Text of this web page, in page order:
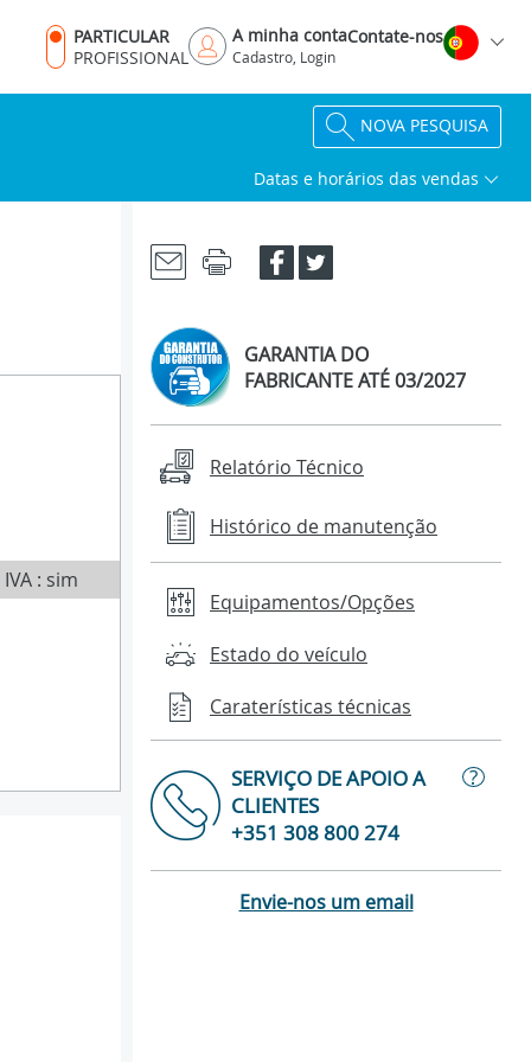
PARTICULAR
PROFISSIONAL
A minha conta
Cadastro, Login
Contate-nos
NOVA PESQUISA
Datas e horários das vendas
IVA : sim
GARANTIA DO
FABRICANTE ATÉ03/2027
Relatório Técnico
Histórico de manutenção
Equipamentos/Opções
Estado do veículo
Caraterísticas técnicas
SERVIÇO DE APOIO A
CLIENTES
?
+351 308 800 274
Envie-nos um email